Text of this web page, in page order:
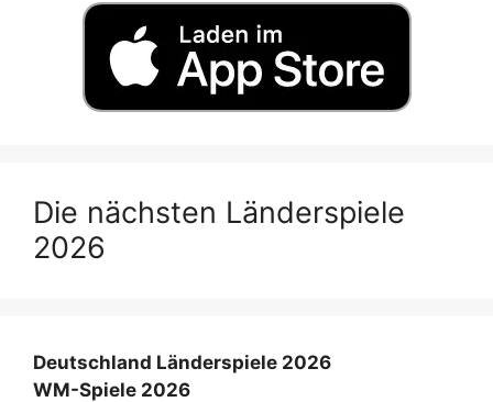
Die nächsten Länderspiele
2026
Deutschland Länderspiele 2026
WM-Spiele 2026